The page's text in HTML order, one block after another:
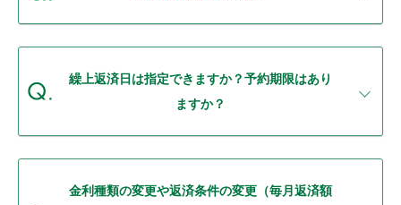
困った時は繰上返済日は指定できますか？予約期限はあり
ますか？
金利種類の変更や返済条件の変更（毎月返済額